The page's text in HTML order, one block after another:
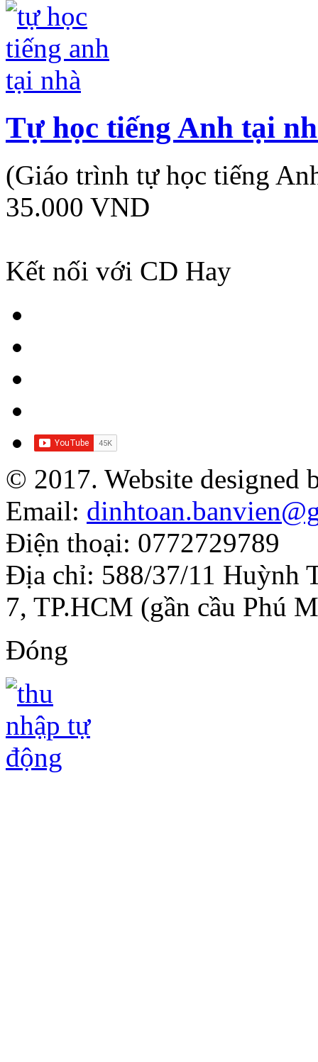
Tự học tiếng Anh tại
(Giáo trình tự học tiếng
35.000 VND
Kết nối với CD Hay
© 2017. Website designed
Email:
Điện thoại: 0772729789
Địa chỉ: 588/37/11 Huỳnh
7, TP.HCM (gần cầu Phú
Đóng